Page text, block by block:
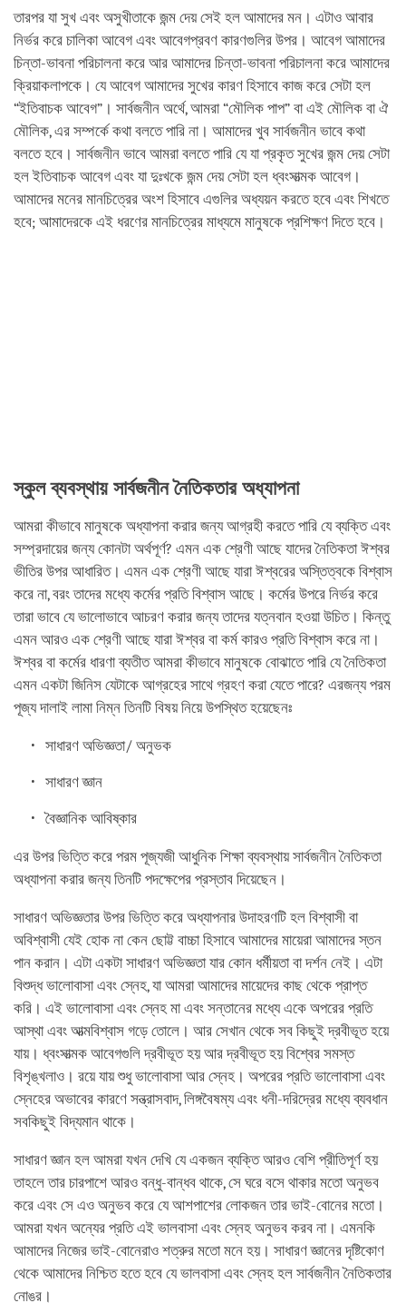
তারপর যা সুখ এবং অসুখীতাকে জন্ম দেয় সেই হল আমাদের মন। এটাও আবার
নির্ভর করে চালিকা আবেগ এবং আবেগপ্রবণ কারণগুলির উপর। আবেগ আমাদের
চিন্তা-ভাবনা পরিচালনা করে আর আমাদের চিন্তা-ভাবনা পরিচালনা করে আমাদের
ক্রিয়াকলাপকে। যে আবেগ আমাদের সুখের কারণ হিসাবে কাজ করে সেটা হল
“ইতিবাচক আবেগ”। সার্বজনীন অর্থে, আমরা “মৌলিক পাপ” বা এই মৌলিক বা ঐ
মৌলিক, এর সম্পর্কে কথা বলতে পারি না। আমাদের খুব সার্বজনীন ভাবে কথা
বলতে হবে। সার্বজনীন ভাবে আমরা বলতে পারি যে যা প্রকৃত সুখের জন্ম দেয় সেটা
হল ইতিবাচক আবেগ এবং যা দুঃখকে জন্ম দেয় সেটা হল ধ্বংসাত্মক আবেগ।
আমাদের মনের মানচিত্রের অংশ হিসাবে এগুলির অধ্যয়ন করতে হবে এবং শিখতে
হবে; আমাদেরকে এই ধরণের মানচিত্রের মাধ্যমে মানুষকে প্রশিক্ষণ দিতে হবে।
স্কুল ব্যবস্থায় সার্বজনীন নৈতিকতার অধ্যাপনা
আমরা কীভাবে মানুষকে অধ্যাপনা করার জন্য আগ্রহী করতে পারি যে ব্যক্তি এবং
সম্প্রদায়ের জন্য কোনটা অর্থপূর্ণ? এমন এক শ্রেণী আছে যাদের নৈতিকতা ঈশ্বর
ভীতির উপর আধারিত। এমন এক শ্রেণী আছে যারা ঈশ্বরের অস্তিত্বকে বিশ্বাস
করে না, বরং তাদের মধ্যে কর্মের প্রতি বিশ্বাস আছে। কর্মের উপরে নির্ভর করে
তারা ভাবে যে ভালোভাবে আচরণ করার জন্য তাদের যত্নবান হওয়া উচিত। কিন্তু
এমন আরও এক শ্রেণী আছে যারা ঈশ্বর বা কর্ম কারও প্রতি বিশ্বাস করে না।
ঈশ্বর বা কর্মের ধারণা ব্যতীত আমরা কীভাবে মানুষকে বোঝাতে পারি যে নৈতিকতা
এমন একটা জিনিস যেটাকে আগ্রহের সাথে গ্রহণ করা যেতে পারে? এরজন্য পরম
পূজ্য দালাই লামা নিম্ন তিনটি বিষয় নিয়ে উপস্থিত হয়েছেনঃ
সাধারণ অভিজ্ঞতা/ অনুভক
সাধারণ জ্ঞান
বৈজ্ঞানিক আবিষ্কার
এর উপর ভিত্তি করে পরম পূজ্যজী আধুনিক শিক্ষা ব্যবস্থায় সার্বজনীন নৈতিকতা
অধ্যাপনা করার জন্য তিনটি পদক্ষেপের প্রস্তাব দিয়েছেন।
সাধারণ অভিজ্ঞতার উপর ভিত্তি করে অধ্যাপনার উদাহরণটি হল বিশ্বাসী বা
অবিশ্বাসী যেই হোক না কেন ছোট্ট বাচ্চা হিসাবে আমাদের মায়েরা আমাদের স্তন
পান করান। এটা একটা সাধারণ অভিজ্ঞতা যার কোন ধর্মীয়তা বা দর্শন নেই। এটা
বিশুদ্ধ ভালোবাসা এবং স্নেহ, যা আমরা আমাদের মায়েদের কাছ থেকে প্রাপ্ত
করি। এই ভালোবাসা এবং স্নেহ মা এবং সন্তানের মধ্যে একে অপরের প্রতি
আস্থা এবং আত্মবিশ্বাস গড়ে তোলে। আর সেখান থেকে সব কিছুই দ্রবীভূত হয়ে
যায়। ধ্বংসাত্মক আবেগগুলি দ্রবীভূত হয় আর দ্রবীভূত হয় বিশ্বের সমস্ত
বিশৃঙ্খলাও। রয়ে যায় শুধু ভালোবাসা আর স্নেহ। অপরের প্রতি ভালোবাসা এবং
স্নেহের অভাবের কারণে সন্ত্রাসবাদ, লিঙ্গবৈষম্য এবং ধনী-দরিদ্রের মধ্যে ব্যবধান
সবকিছুই বিদ্যমান থাকে।
সাধারণ জ্ঞান হল আমরা যখন দেখি যে একজন ব্যক্তি আরও বেশি প্রীতিপূর্ণ হয়
তাহলে তার চারপাশে আরও বন্ধু-বান্ধব থাকে, সে ঘরে বসে থাকার মতো অনুভব
করে এবং সে এও অনুভব করে যে আশপাশের লোকজন তার ভাই-বোনের মতো।
আমরা যখন অন্যের প্রতি এই ভালবাসা এবং স্নেহ অনুভব করব না। এমনকি
আমাদের নিজের ভাই-বোনেরাও শত্রুর মতো মনে হয়। সাধারণ জ্ঞানের দৃষ্টিকোণ
থেকে আমাদের নিশ্চিত হতে হবে যে ভালবাসা এবং স্নেহ হল সার্বজনীন নৈতিকতার
নোঙর।